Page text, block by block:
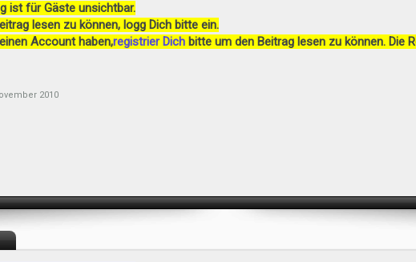
ist für Gäste unsichtbar.
lesen zu können, logg Dich bitte ein.
Account haben,registrier Dich bitte um den Beitrag lesen zu können. Die
2010